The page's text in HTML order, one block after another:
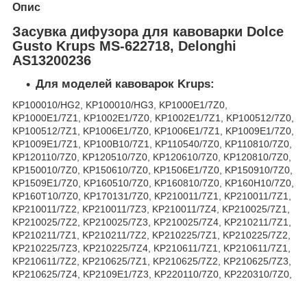
Опис
Засувка дифузора для кавоварки Dolce
Gusto Krups MS-622718, Delonghi
AS13200236
Для моделей кавоварок Krups:
KP100010/HG2, KP100010/HG3, KP1000E1/7Z0,
KP1000E1/7Z1, KP1002E1/7Z0, KP1002E1/7Z1, KP100512/7Z0,
KP100512/7Z1, KP1006E1/7Z0, KP1006E1/7Z1, KP1009E1/7Z0,
KP1009E1/7Z1, KP100B10/7Z1, KP110540/7Z0, KP110810/7Z0,
KP120110/7Z0, KP120510/7Z0, KP120610/7Z0, KP120810/7Z0,
KP150010/7Z0, KP150610/7Z0, KP1506E1/7Z0, KP150910/7Z0,
KP1509E1/7Z0, KP160510/7Z0, KP160810/7Z0, KP160H10/7Z0,
KP160T10/7Z0, KP170131/7Z0, KP210011/7Z1, KP210011/7Z1,
KP210011/7Z2, KP210011/7Z3, KP210011/7Z4, KP210025/7Z1,
KP210025/7Z2, KP210025/7Z3, KP210025/7Z4, KP210211/7Z1,
KP210211/7Z1, KP210211/7Z2, KP210225/7Z1, KP210225/7Z2,
KP210225/7Z3, KP210225/7Z4, KP210611/7Z1, KP210611/7Z1,
KP210611/7Z2, KP210625/7Z1, KP210625/7Z2, KP210625/7Z3,
KP210625/7Z4, KP2109E1/7Z3, KP220110/7Z0, KP220310/7Z0,